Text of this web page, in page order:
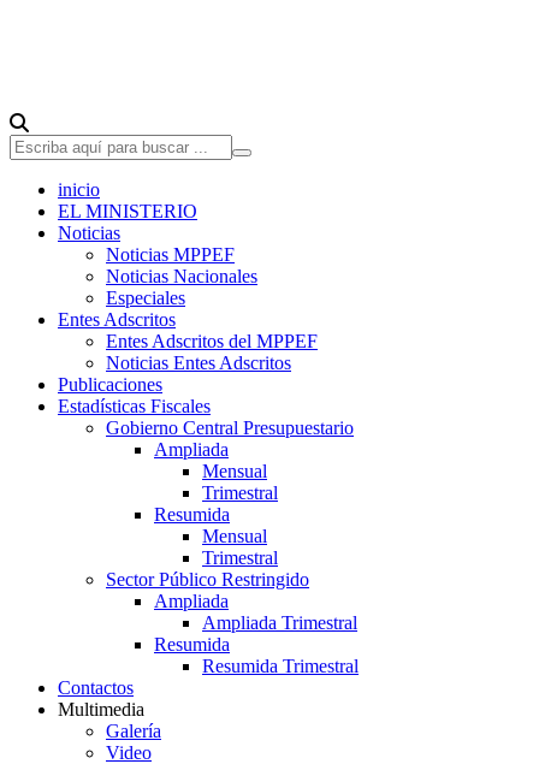
inicio
EL MINISTERIO
Noticias
Noticias MPPEF
Noticias Nacionales
Especiales
Entes Adscritos
Entes Adscritos del MPPEF
Noticias Entes Adscritos
Publicaciones
Estadísticas Fiscales
Gobierno Central Presupuestario
Ampliada
Mensual
Trimestral
Resumida
Mensual
Trimestral
Sector Público Restringido
Ampliada
Ampliada Trimestral
Resumida
Resumida Trimestral
Contactos
Multimedia
Galería
Video